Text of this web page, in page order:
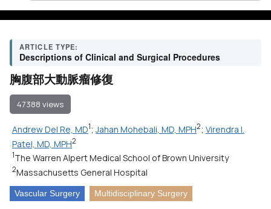
ARTICLE TYPE:
Descriptions of Clinical and Surgical Procedures
胸腹部大動脈瘤修復
47388 views
Andrew Del Re, MD1;Jahan Mohebali, MD, MPH2; Virendra I.
Patel, MD, MPH2
1The Warren Alpert Medical School of Brown University
2Massachusetts General Hospital
Vascular Surgery Multidisciplinary Surgery